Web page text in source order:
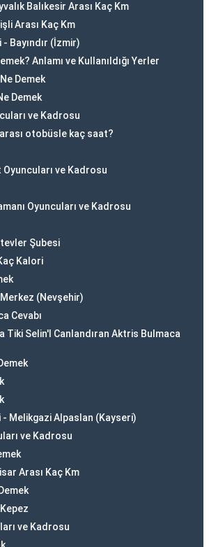
Balıkesir Arası Kaç Km
Arası Kaç Km
- Bayındır (İzmir)
Anlamı ve Kullanıldığı Yerler
Demek
Demek
ve Kadrosu
otobüsle kaç saat?
ve Kadrosu
Oyuncuları ve Kadrosu
Şubesi
Kalori
(Nevşehir)
Cevabı
Tiki Selin'I Canlandıran Aktris Bulmaca
- Melikgazi Alpaslan (Kayseri)
ve Kadrosu
Arası Kaç Km
ve Kadrosu